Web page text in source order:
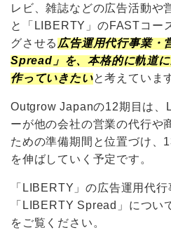
レビ、雑誌などの広告活動や
と「LIBERTY」のFASTコー
グさせる 広告運用代行事業・
Spread」を、本格的に軌道
作っていきたいと考えていま
Outgrow Japanの12期目は、
ーが他の会社の営業の代行や
ための準備期間と位置づけ、
を伸ばしていく予定です。
「LIBERTY」の広告運用代
「LIBERTY Spread」につい
をご覧ください。